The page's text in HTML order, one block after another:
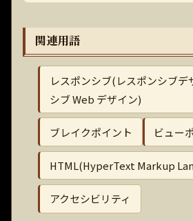
関連用語
レスポンシブ(レスポンシブデ
シブ Web デザイン)
ブレイクポイント ビュー
HTML(HyperText Markup
アクセシビリティ